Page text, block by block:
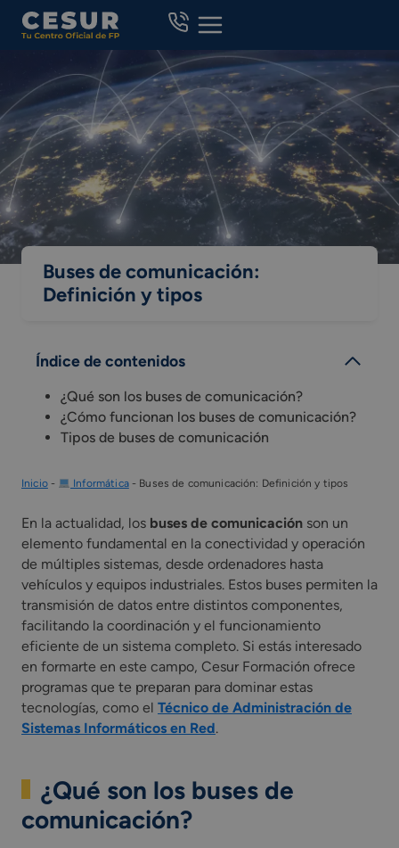
Skip
Buses de comunicación:
Definición y tipos
Índice de contenidos
¿Qué son los buses de comunicación?
¿Cómo funcionan los buses de comunicación?
Tipos de buses de comunicación
Inicio- Informática- Buses de comunicación: Definición y tipos
En la actualidad, los buses de comunicación son un
elemento fundamental en la conectividad y operación
de múltiples sistemas, desde ordenadores hasta
vehículos y equipos industriales. Estos buses permiten la
transmisión de datos entre distintos componentes,
facilitando la coordinación y el funcionamiento
eficiente de un sistema completo. Si estás interesado
en formarte en este campo, Cesur Formación ofrece
programas que te preparan para dominar estas
tecnologías, como el Técnico de Administración de
Sistemas Informáticos en Red.
¿Qué son los buses de
comunicación?